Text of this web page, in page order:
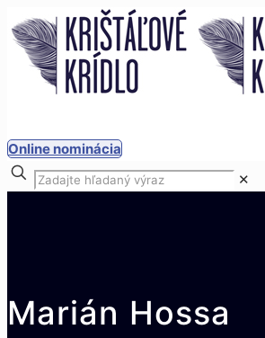
Online nominácia
✕
Marián Hossa